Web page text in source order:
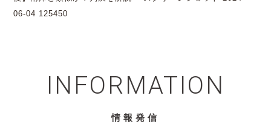
06-04 125450
INFORMATION
情報発信